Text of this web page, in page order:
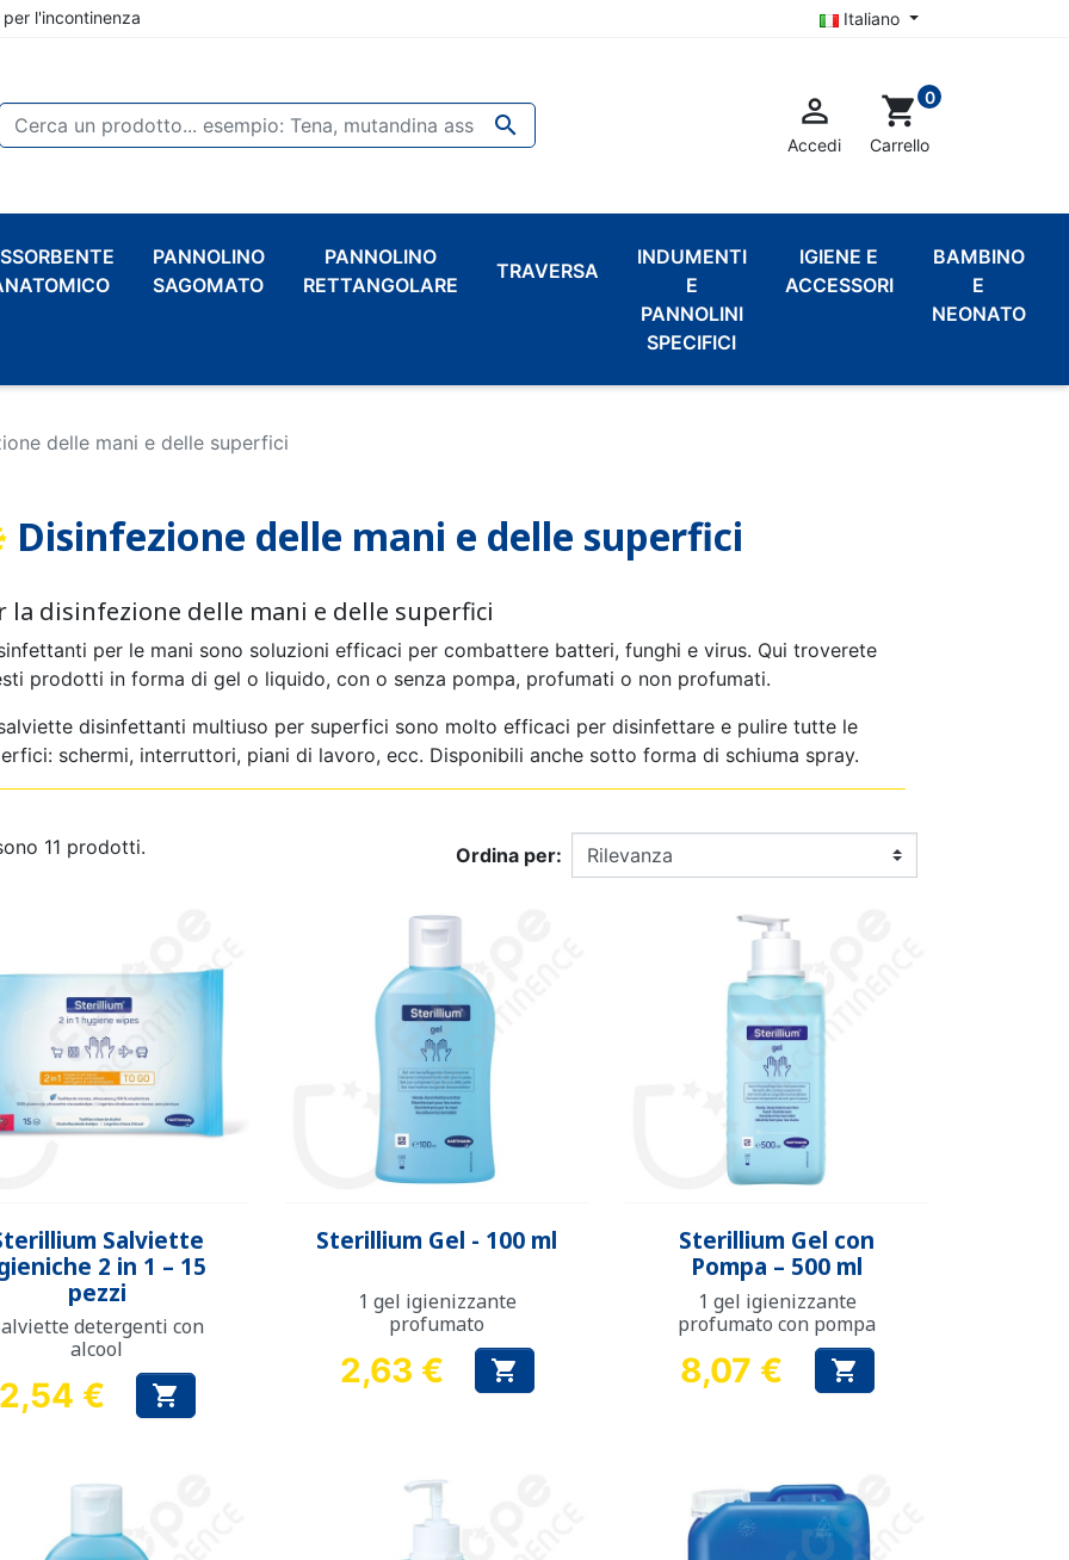
l'incontinenza Italiano
 
Accedi
shopping_cart 0
Carrello
PANNOLINO
SAGOMATO
PANNOLINO
RETTANGOLARE
TRAVERSA
INDUMENTI
E
PANNOLINI
SPECIFICI
PANNOLINO LAVABILE
IGIENE E
ACCESSORI
ALLARME STOP PIPÌ
ALIMENTARE
BAMBINO
E
NEONATO
MUTANDINA IN COTONE
BAMBINO
delle mani e delle superfici
Disinfezione delle mani e delle superfici
la disinfezione delle mani e delle superfici
per le mani sono soluzioni efficaci per combattere batteri, funghi e virus. Qui troverete
prodotti in forma di gel o liquido, con o senza pompa, profumati o non profumati.
disinfettanti multiuso per superfici sono molto efficaci per disinfettare e pulire tutte le
schermi, interruttori, piani di lavoro, ecc. Disponibili anche sotto forma di schiuma spray.
11 prodotti. Ordina per:
AnteprimaSalviette
2 in 1 – 15
pezzi
detergenti con
alcool
Prezzo
2,54 € 
Anteprima
Sterillium Gel - 100 ml
1 gel igienizzante
profumato
Prezzo
2,63 € 
Anteprima
Sterillium Gel con
Pompa – 500 ml
1 gel igienizzante
profumato con pompa
Prezzo
8,07 € 